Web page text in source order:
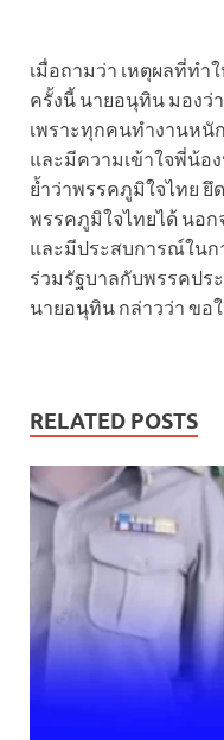
เมื่อถามว่า เหตุผลที่ทำ
ครั้งนี้ นายอนุทิน มองว่
เพราะทุกคนทำงานหนั
และมีความเข้าใจพี่น้อ
ย้ำว่าพรรคภูมิใจไทย ยึ
พรรคภูมิใจไทยได้ นอ
และมีประสบการณ์ในก
ร่วมรัฐบาลกับพรรคป
นายอนุทิน กล่าวว่า ขอ
RELATED POSTS